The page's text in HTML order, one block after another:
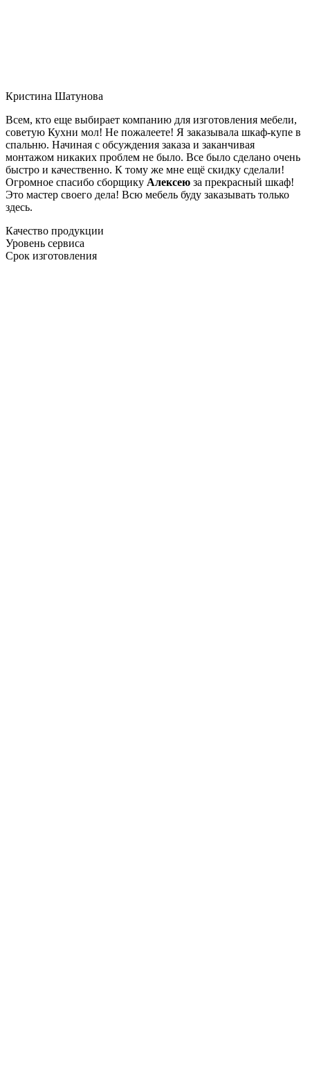
Кристина Шатунова
Всем, кто еще выбирает компанию для изготовления мебели,
советую Кухни мол! Не пожалеете! Я заказывала шкаф-купе в
спальню. Начиная с обсуждения заказа и заканчивая
монтажом никаких проблем не было. Все было сделано очень
быстро и качественно. К тому же мне ещё скидку сделали!
Огромное спасибо сборщику Алексею за прекрасный шкаф!
Это мастер своего дела! Всю мебель буду заказывать только
здесь.
Качество продукции
Уровень сервиса
Срок изготовления